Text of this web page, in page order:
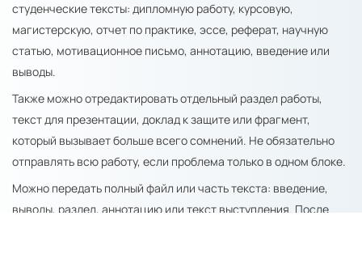
студенческие тексты: дипломную работу, курсовую,
магистерскую, отчет по практике, эссе, реферат, научную
статью, мотивационное письмо, аннотацию, введение или
выводы.
Также можно отредактировать отдельный раздел работы,
текст для презентации, доклад к защите или фрагмент,
который вызывает больше всего сомнений. Не обязательно
отправлять всю работу, если проблема только в одном блоке.
Можно передать полный файл или часть текста: введение,
выводы, раздел, аннотацию или текст выступления. После